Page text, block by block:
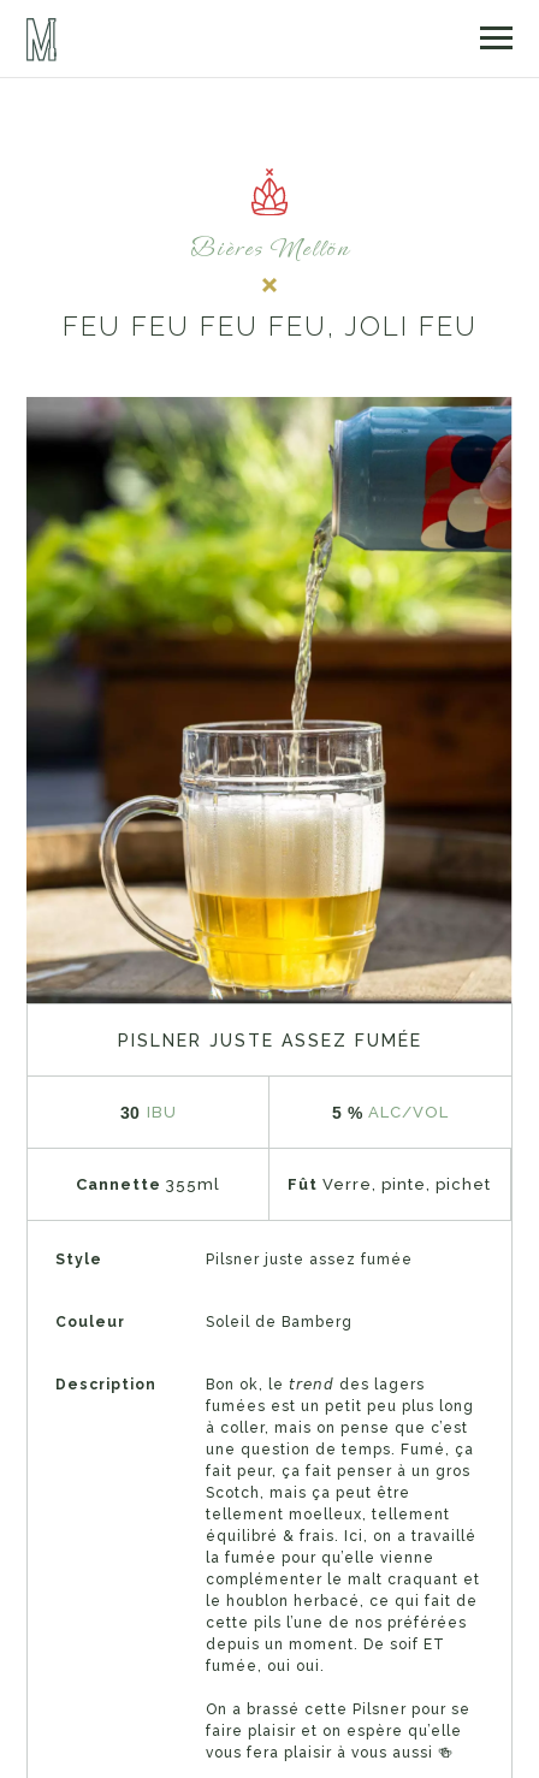
Bières Mellön
FEU FEU FEU FEU, JOLI FEU
PISLNER JUSTE ASSEZ FUMÉE
30 IBU 5 % ALC/VOL
Cannette355ml FûtVerre, pinte, pichet
Style Pilsner juste assez fumée
Couleur Soleil de Bamberg
Description
Bon ok, le 𝘵𝘳𝘦𝘯𝘥 des lagers
fumées est un petit peu plus long
à coller, mais on pense que c’est
une question de temps. Fumé, ça
fait peur, ça fait penser à un gros
Scotch, mais ça peut être
tellement moelleux, tellement
équilibré & frais. Ici, on a travaillé
la fumée pour qu’elle vienne
complémenter le malt craquant et
le houblon herbacé, ce qui fait de
cette pils l’une de nos préférées
depuis un moment. De soif ET
fumée, oui oui.
On a brassé cette Pilsner pour se
faire plaisir et on espère qu’elle
vous fera plaisir à vous aussi 🍻